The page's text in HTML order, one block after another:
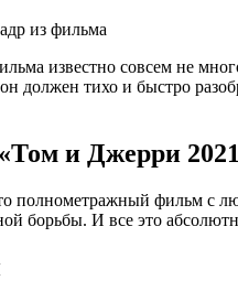
из фильма
известно совсем не
должен тихо и быстро
и Джерри
полнометражный фильм с
борьбы. И все это